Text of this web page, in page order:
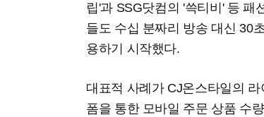
립'과 SSG닷컴의 '쓱티비' 등 패
들도 수십 분짜리 방송 대신 30
용하기 시작했다.
대표적 사례가 CJ온스타일의
폼을 통한 모바일 주문 상품 수